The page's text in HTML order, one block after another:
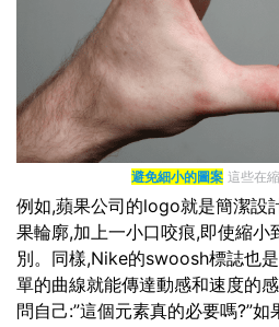
避免細小的圖案 這些在
例如,蘋果公司的logo就是簡潔設
果輪廓,加上一小口咬痕,即使縮小
別。同樣,Nike的swoosh標誌也
單的曲線就能傳達動感和速度的
問自己:”這個元素真的必要嗎?”